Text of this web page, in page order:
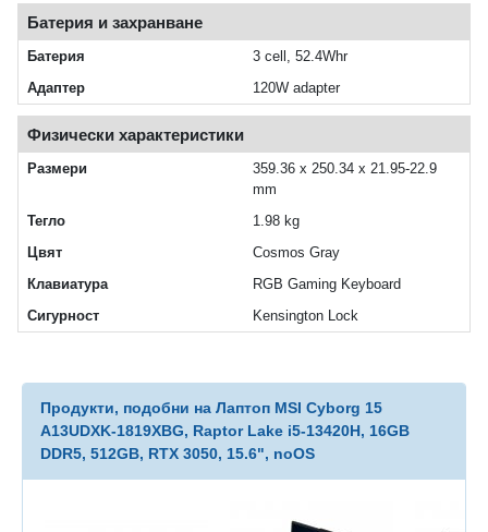
Батерия и захранване
Батерия
3 cell, 52.4Whr
Адаптер
120W adapter
Физически характеристики
Размери
359.36 x 250.34 x 21.95-22.9
mm
Тегло
1.98 kg
Цвят
Cosmos Gray
Клавиатура
RGB Gaming Keyboard
Сигурност
Kensington Lock
Продукти, подобни на Лаптоп MSI Cyborg 15
A13UDXK-1819XBG, Raptor Lake i5-13420H, 16GB
DDR5, 512GB, RTX 3050, 15.6", noOS